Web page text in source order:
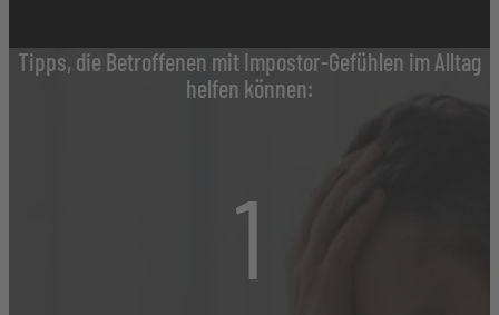
Tipps, die Betroffenen mit Impostor-Gefühlen im Alltag
helfen können:
1